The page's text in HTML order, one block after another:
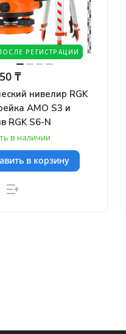
РЕГИСТРАЦИИ
₸
нивелир RGK
AMO S3 и
RGK S6-N
в наличии
в корзину